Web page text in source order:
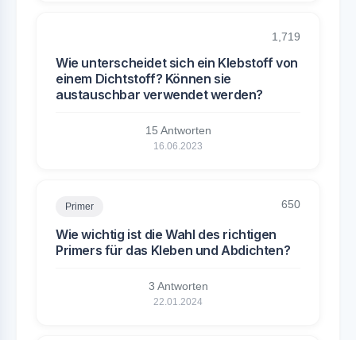
1,719
Wie unterscheidet sich ein Klebstoff von
einem Dichtstoff? Können sie
austauschbar verwendet werden?
15 Antworten
16.06.2023
Primer 650
Wie wichtig ist die Wahl des richtigen
Primers für das Kleben und Abdichten?
3 Antworten
22.01.2024